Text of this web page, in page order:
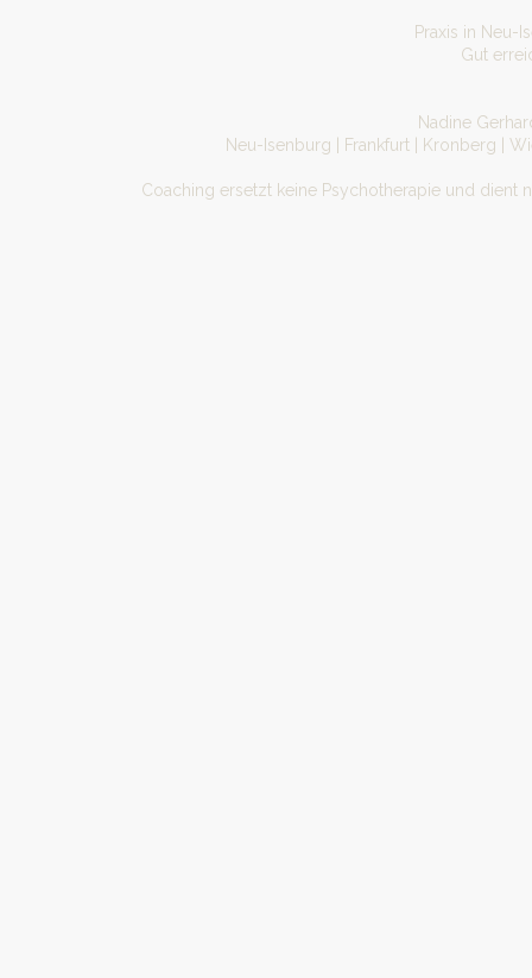
Praxis in Neu-
Gut
Nadine
Neu-Isenburg | Frankfurt | Kronberg |
Coaching ersetzt keine Psychotherapie und dient